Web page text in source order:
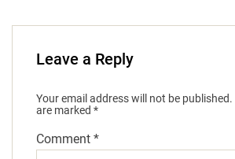
Leave a Reply
Your email address will not be published.
are marked *
Comment *